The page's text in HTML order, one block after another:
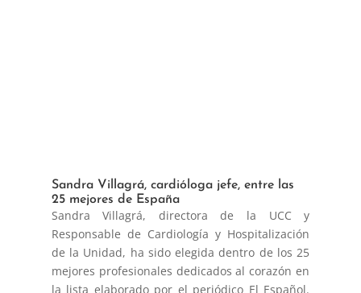
Sandra Villagrá, cardióloga jefe, entre las
25 mejores de España
Sandra Villagrá, directora de la UCC y
Responsable de Cardiología y Hospitalización
de la Unidad, ha sido elegida dentro de los 25
mejores profesionales dedicados al corazón en
la lista elaborado por el periódico El Español.